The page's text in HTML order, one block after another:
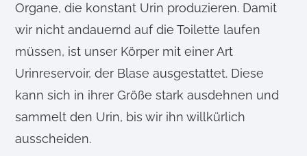
Organe, die konstant Urin produzieren. Damit
wir nicht andauernd auf die Toilette laufen
müssen, ist unser Körper mit einer Art
Urinreservoir, der Blase ausgestattet. Diese
kann sich in ihrer Größe stark ausdehnen und
sammelt den Urin, bis wir ihn willkürlich
ausscheiden.